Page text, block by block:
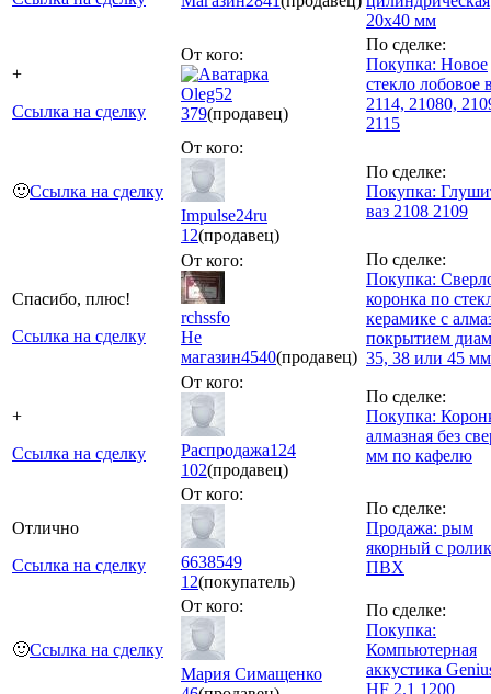
20х40 мм
+
Ссылка на сделку
От кого:
Oleg52
379(продавец)
По сделке:
Покупка: Новое
стекло лобовое
2114, 21080,
2115
🙂Ссылка на сделку
От кого:
Impulse24ru
12(продавец)
По сделке:
Покупка:
ваз 2108 2109
Спасибо, плюс!
Ссылка на сделку
От кого:
rchssfo
Не
магазин4540(продавец)
По сделке:
Покупка:
коронка по
керамике с
покрытием
35, 38 или 45
+
Ссылка на сделку
От кого:
Распродажа124
102(продавец)
По сделке:
Покупка:
алмазная без
мм по кафелю
Отлично
Ссылка на сделку
От кого:
6638549
12(покупатель)
По сделке:
Продажа: рым
якорный с
ПВХ
🙂Ссылка на сделку
От кого:
Мария Симащенко
По сделке:
Покупка:
Компьютерная
аккустика
HF 2.1 1200